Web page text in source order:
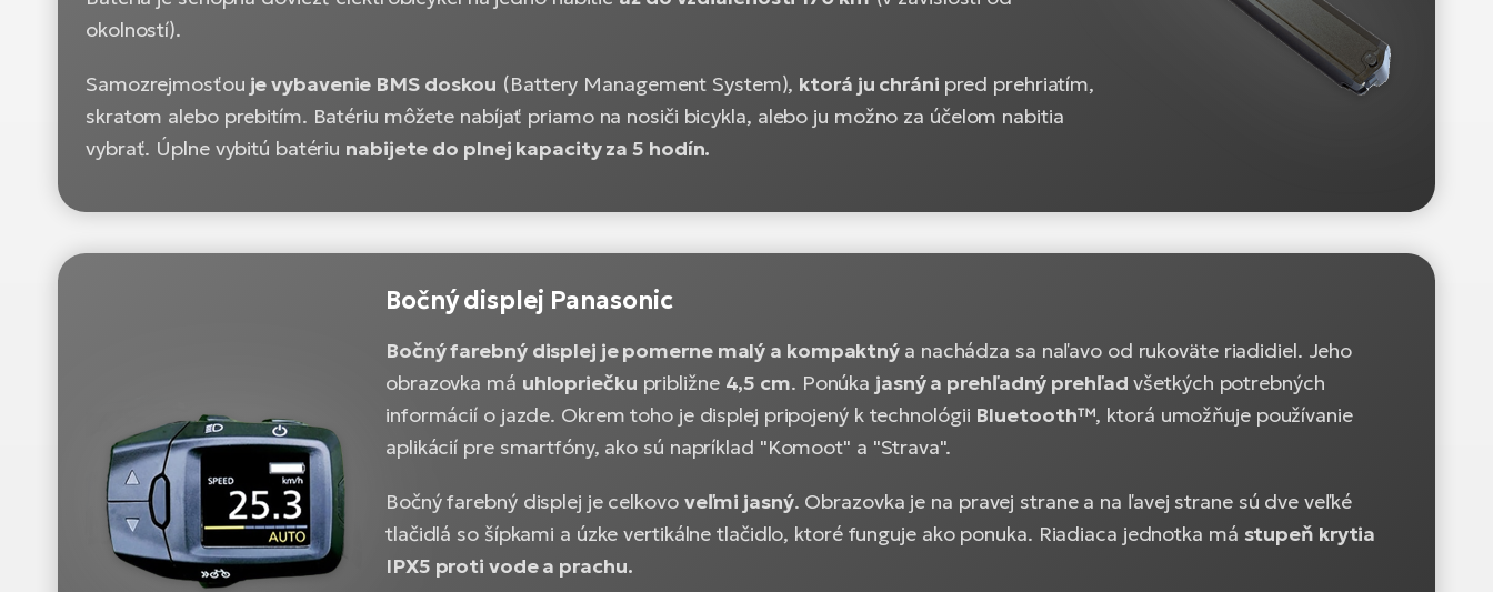
okolností).
Samozrejmosťou je vybavenie BMS doskou (Battery Management System), ktorá ju chráni pred prehriatím,
skratom alebo prebitím. Batériu môžete nabíjať priamo na nosiči bicykla, alebo ju možno za účelom nabitia
vybrať. Úplne vybitú batériu nabijete do plnej kapacity za 5 hodín.
Bočný displej Panasonic
Bočný farebný displej je pomerne malý a kompaktný a nachádza sa naľavo od rukoväte riadidiel. Jeho
obrazovka má uhlopriečku približne 4,5 cm. Ponúka jasný a prehľadný prehľad všetkých potrebných
informácií o jazde. Okrem toho je displej pripojený k technológii Bluetooth™, ktorá umožňuje používanie
aplikácií pre smartfóny, ako sú napríklad "Komoot" a "Strava".
Bočný farebný displej je celkovo veľmi jasný. Obrazovka je na pravej strane a na ľavej strane sú dve veľké
tlačidlá so šípkami a úzke vertikálne tlačidlo, ktoré funguje ako ponuka. Riadiaca jednotka má stupeň krytia
IPX5 proti vode a prachu.